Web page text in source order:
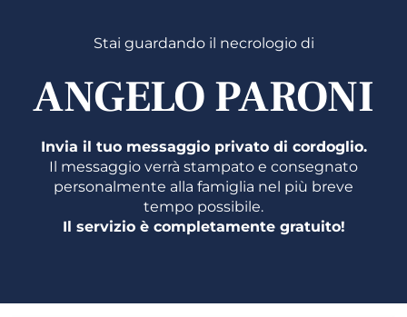
Stai guardando il necrologio di
ANGELO PARONI
Invia il tuo messaggio privato di cordoglio.
Il messaggio verrà stampato e consegnato
personalmente alla famiglia nel più breve
tempo possibile.
Il servizio è completamente gratuito!